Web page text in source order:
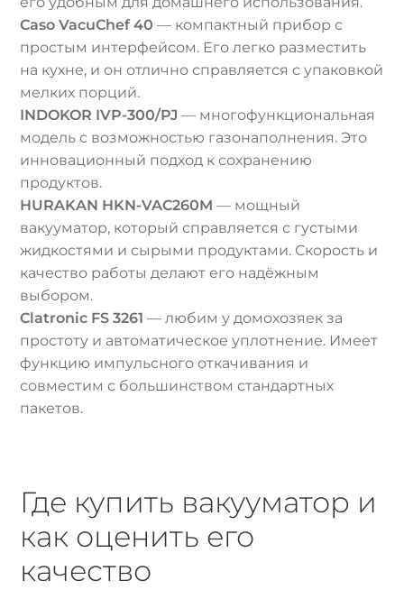
Caso VacuChef 40 — компактный прибор с
простым интерфейсом. Его легко разместить
на кухне, и он отлично справляется с упаковкой
мелких порций.
INDOKOR IVP-300/PJ — многофункциональная
модель с возможностью газонаполнения. Это
инновационный подход к сохранению
продуктов.
HURAKAN HKN-VAC260M — мощный
вакууматор, который справляется с густыми
жидкостями и сырыми продуктами. Скорость и
качество работы делают его надёжным
выбором.
Clatronic FS 3261 — любим у домохозяек за
простоту и автоматическое уплотнение. Имеет
функцию импульсного откачивания и
совместим с большинством стандартных
пакетов.
Где купить вакууматор и
как оценить его
качество